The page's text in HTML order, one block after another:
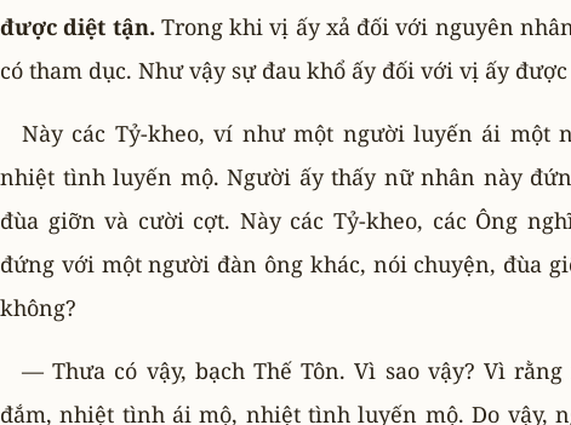
được diệt tận. Trong khi vị ấy xả đối với nguyên
có tham dục. Như vậy sự đau khổ ấy đối với vị ấy
Này các Tỷ-kheo, ví như một người luyến ái một
nhiệt tình luyến mộ. Người ấy thấy nữ nhân này
đùa giỡn và cười cợt. Này các Tỷ-kheo, các Ông
đứng với một người đàn ông khác, nói chuyện, đùa
không?
— Thưa có vậy, bạch Thế Tôn. Vì sao vậy? Vì
đắm, nhiệt tình ái mộ, nhiệt tình luyến mộ. Do vậy,